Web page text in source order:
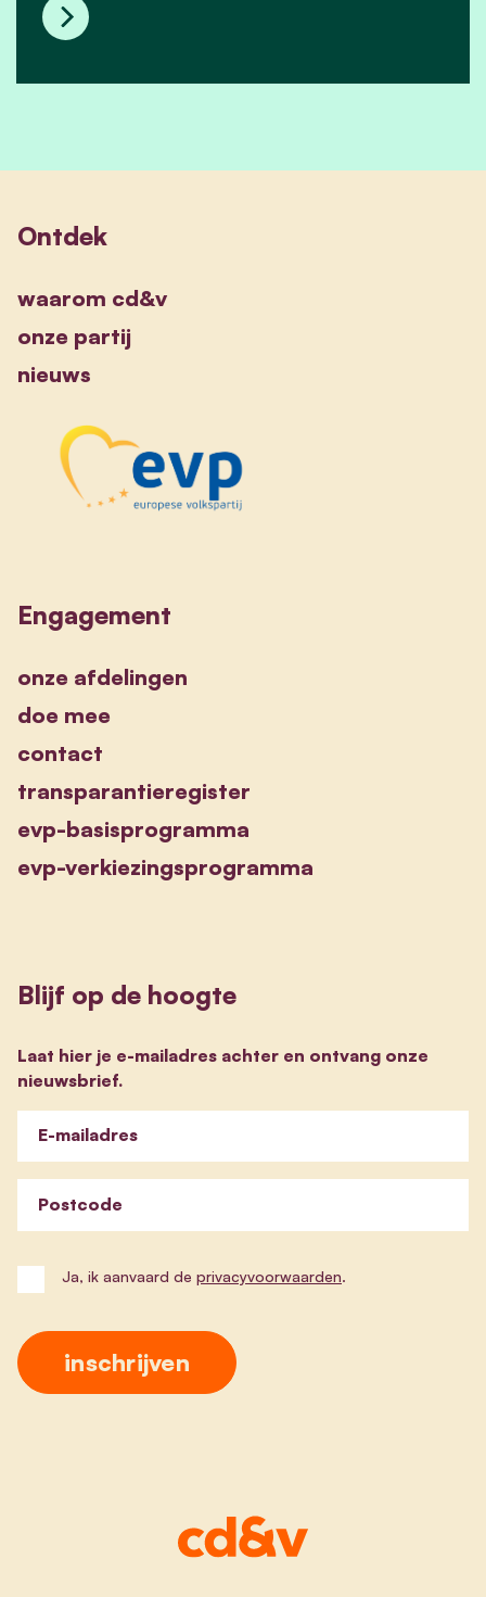
Ouders
Ontdek
waarom cd&v
onze partij
nieuws
Engagement
onze afdelingen
doe mee
contact
transparantieregister
evp-basisprogramma
evp-verkiezingsprogramma
Blijf op de hoogte
Laat hier je e-mailadres achter en ontvang onze
nieuwsbrief.
E-mailadres
Postcode
Ja, ik aanvaard de privacyvoorwaarden.